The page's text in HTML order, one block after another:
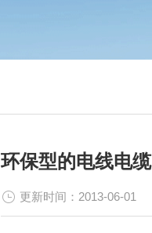
环保型的电线电
更新时间：2013-06-01